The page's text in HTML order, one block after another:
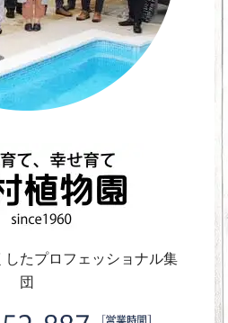
したプロフェッショナル集
団